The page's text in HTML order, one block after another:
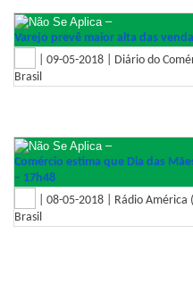
–
Varejo prevê maior alta das
| 09-05-2018 | Diário do
Brasil
–
Comércio estima que Dia das
– 17h48
| 08-05-2018 | Rádio
Brasil